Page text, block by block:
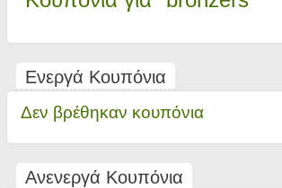
Ενεργά Κουπόνια
Δεν βρέθηκαν κουπόνια
Ανενεργά Κουπόνια